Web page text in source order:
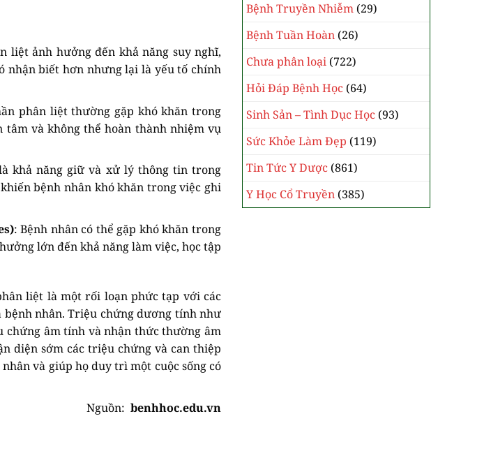
liệt ảnh hưởng đến khả năng suy nghĩ,
nhận biết hơn nhưng lại là yếu tố chính
phân liệt thường gặp khó khăn trong
và không thể hoàn thành nhiệm vụ
khả năng giữ và xử lý thông tin trong
bệnh nhân khó khăn trong việc ghi
: Bệnh nhân có thể gặp khó khăn trong
lớn đến khả năng làm việc, học tập
liệt là một rối loạn phức tạp với các
bệnh nhân. Triệu chứng dương tính như
chứng âm tính và nhận thức thường âm
diện sớm các triệu chứng và can thiệp
và giúp họ duy trì một cuộc sống có
Nguồn: benhhoc.edu.vn
Bệnh Truyền Nhiễm (29)
Bệnh Tuần Hoàn (26)
Chưa phân loại (722)
Hỏi Đáp Bệnh Học (64)
Sinh Sản – Tình Dục Học (93)
Sức Khỏe Làm Đẹp (119)
Tin Tức Y Dược (861)
Y Học Cổ Truyền (385)